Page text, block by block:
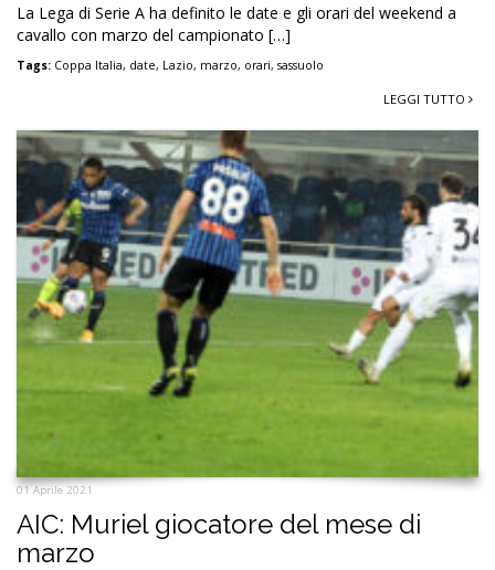
La Lega di Serie A ha definito le date e gli orari del weekend a
cavallo con marzo del campionato […]
Tags: Coppa Italia, date, Lazio, marzo, orari, sassuolo
LEGGI TUTTO
01 Aprile 2021
AIC: Muriel giocatore del mese di
marzo